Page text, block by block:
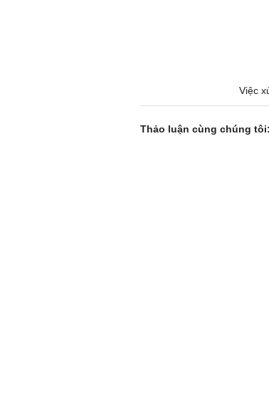
Việc
Thảo luận cùng chúng tôi: